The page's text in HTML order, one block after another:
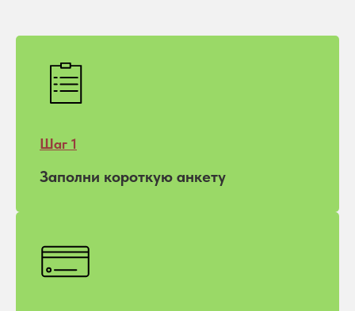
Шаг 1
Заполни короткую анкету